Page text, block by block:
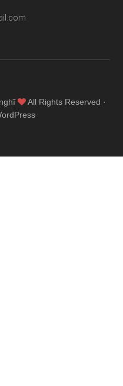
All Rights Reserved ·